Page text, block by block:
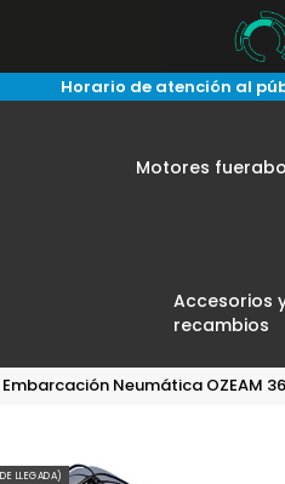
Horario de atención al
Motores
Accesorios
recambios
Embarcación Neumática OZEAM
LLEGADA)